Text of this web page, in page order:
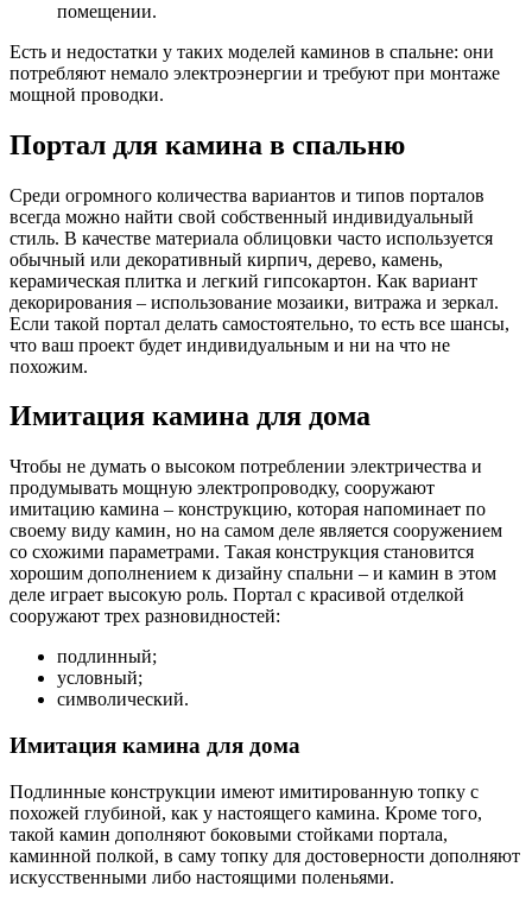
помещении.
Есть и недостатки у таких моделей каминов в спальне: они
потребляют немало электроэнергии и требуют при монтаже
мощной проводки.
Портал для камина в спальню
Среди огромного количества вариантов и типов порталов
всегда можно найти свой собственный индивидуальный
стиль. В качестве материала облицовки часто используется
обычный или декоративный кирпич, дерево, камень,
керамическая плитка и легкий гипсокартон. Как вариант
декорирования – использование мозаики, витража и зеркал.
Если такой портал делать самостоятельно, то есть все шансы,
что ваш проект будет индивидуальным и ни на что не
похожим.
Имитация камина для дома
Чтобы не думать о высоком потреблении электричества и
продумывать мощную электропроводку, сооружают
имитацию камина – конструкцию, которая напоминает по
своему виду камин, но на самом деле является сооружением
со схожими параметрами. Такая конструкция становится
хорошим дополнением к дизайну спальни – и камин в этом
деле играет высокую роль. Портал с красивой отделкой
сооружают трех разновидностей:
подлинный;
условный;
символический.
Имитация камина для дома
Подлинные конструкции имеют имитированную топку с
похожей глубиной, как у настоящего камина. Кроме того,
такой камин дополняют боковыми стойками портала,
каминной полкой, в саму топку для достоверности дополняют
искусственными либо настоящими поленьями.